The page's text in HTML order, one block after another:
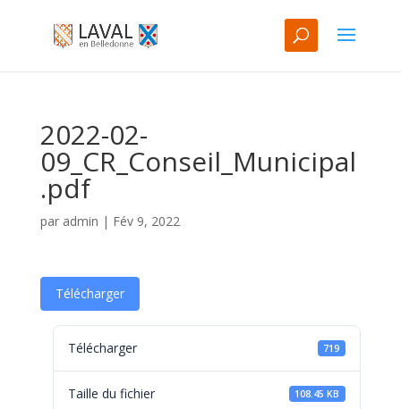
2022-02-
09_CR_Conseil_Municipal
.pdf
par admin | Fév 9, 2022
Télécharger
Télécharger 719
Taille du fichier 108.45 KB